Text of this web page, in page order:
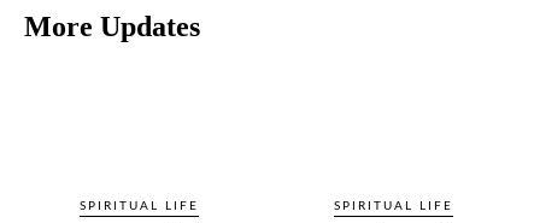
More Updates
SPIRITUAL LIFE SPIRITUAL LIFE